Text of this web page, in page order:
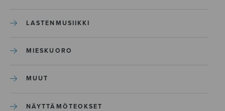
LASTENMUSIIKKI
MIESKUORO
MUUT
NÄYTTÄMÖTEOKSET